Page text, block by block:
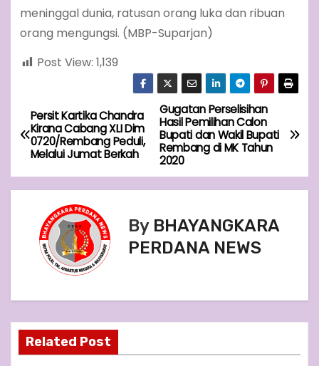
meninggal dunia, ratusan orang luka dan ribuan
orang mengungsi. (MBP-Suparjan)
Post View: 1,139
P
o
s
v
i
g
Gugatan Perselisihan
Hasil Pemilihan Calon
Bupati dan Wakil Bupati
Rembang di MK Tahun
2020
Persit Kartika Chandra
Kirana Cabang XLI Dim
0720/Rembang Peduli,
Melalui Jumat Berkah
By BHAYANGKARA
PERDANA NEWS
Related Post